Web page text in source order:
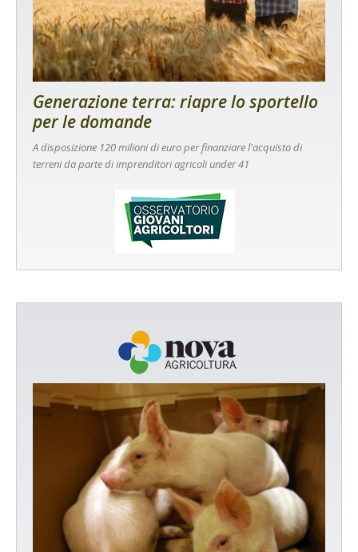
Generazione terra: riapre lo sportello
per le domande
A disposizione 120 milioni di euro per finanziare l'acquisto di
terreni da parte di imprenditori agricoli under 41